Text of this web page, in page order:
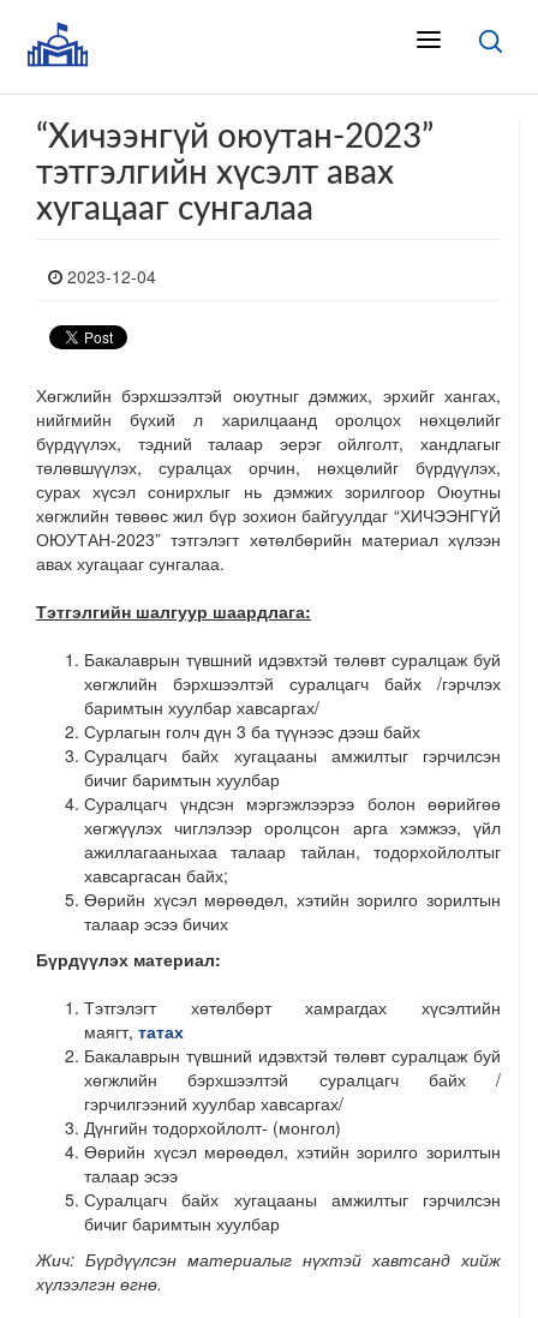
“Хичээнгүй оюутан-2023”
тэтгэлгийн хүсэлт авах
хугацааг сунгалаа
2023-12-04
Хөгжлийн бэрхшээлтэй оюутныг дэмжих, эрхийг хангах,
нийгмийн бүхий л харилцаанд оролцох нөхцөлийг
бүрдүүлэх, тэдний талаар эерэг ойлголт, хандлагыг
төлөвшүүлэх, суралцах орчин, нөхцөлийг бүрдүүлэх,
сурах хүсэл сонирхлыг нь дэмжих зорилгоор Оюутны
хөгжлийн төвөөс жил бүр зохион байгуулдаг “ХИЧЭЭНГҮЙ
ОЮУТАН-2023” тэтгэлэгт хөтөлбөрийн материал хүлээн
авах хугацааг сунгалаа.
Тэтгэлгийн шалгуур шаардлага:
Бакалаврын түвшний идэвхтэй төлөвт суралцаж буй
хөгжлийн бэрхшээлтэй суралцагч байх /гэрчлэх
баримтын хуулбар хавсаргах/
Сурлагын голч дүн 3 ба түүнээс дээш байх
Суралцагч байх хугацааны амжилтыг гэрчилсэн
бичиг баримтын хуулбар
Суралцагч үндсэн мэргэжлээрээ болон өөрийгөө
хөгжүүлэх чиглэлээр оролцсон арга хэмжээ, үйл
ажиллагааныхаа талаар тайлан, тодорхойлолтыг
хавсаргасан байх;
Өөрийн хүсэл мөрөөдөл, хэтийн зорилго зорилтын
талаар эсээ бичих
Бүрдүүлэх материал:
Тэтгэлэгт хөтөлбөрт хамрагдах хүсэлтийн
маягт, татах
Бакалаврын түвшний идэвхтэй төлөвт суралцаж буй
хөгжлийн бэрхшээлтэй суралцагч байх /
гэрчилгээний хуулбар хавсаргах/
Дүнгийн тодорхойлолт- (монгол)
Өөрийн хүсэл мөрөөдөл, хэтийн зорилго зорилтын
талаар эсээ
Суралцагч байх хугацааны амжилтыг гэрчилсэн
бичиг баримтын хуулбар
Жич: Бүрдүүлсэн материалыг нүхтэй хавтсанд хийж
хүлээлгэн өгнө.